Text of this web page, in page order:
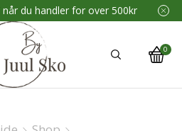
når du handler for over 500kr
0